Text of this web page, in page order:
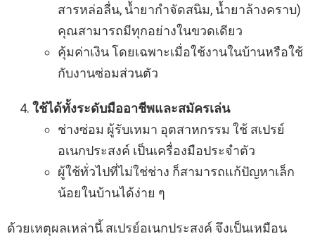
สารหล่อลื่น, น้ำยากำจัดสนิม, น้ำยาล้างคราบ)
คุณสามารถมีทุกอย่างในขวดเดียว
คุ้มค่าเงิน โดยเฉพาะเมื่อใช้งานในบ้านหรือใช้
กับงานซ่อมส่วนตัว
ใช้ได้ทั้งระดับมืออาชีพและสมัครเล่น
ช่างซ่อม ผู้รับเหมา อุตสาหกรรม ใช้ สเปรย์
อเนกประสงค์ เป็นเครื่องมือประจำตัว
ผู้ใช้ทั่วไปที่ไม่ใช่ช่าง ก็สามารถแก้ปัญหาเล็ก
น้อยในบ้านได้ง่าย ๆ
ด้วยเหตุผลเหล่านี้ สเปรย์อเนกประสงค์ จึงเป็นเหมือน